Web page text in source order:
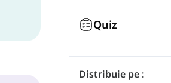
In
On
Quiz
Distribuie pe :